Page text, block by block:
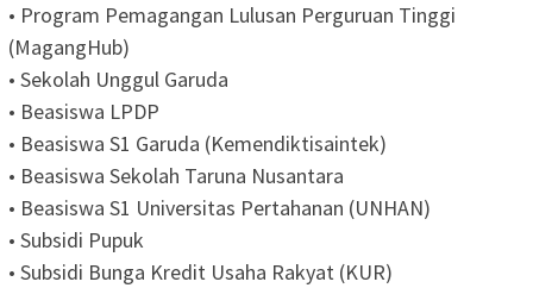
• Program Pemagangan Lulusan Perguruan Tinggi
(MagangHub)
• Sekolah Unggul Garuda
• Beasiswa LPDP
• Beasiswa S1 Garuda (Kemendiktisaintek)
• Beasiswa Sekolah Taruna Nusantara
• Beasiswa S1 Universitas Pertahanan (UNHAN)
• Subsidi Pupuk
• Subsidi Bunga Kredit Usaha Rakyat (KUR)